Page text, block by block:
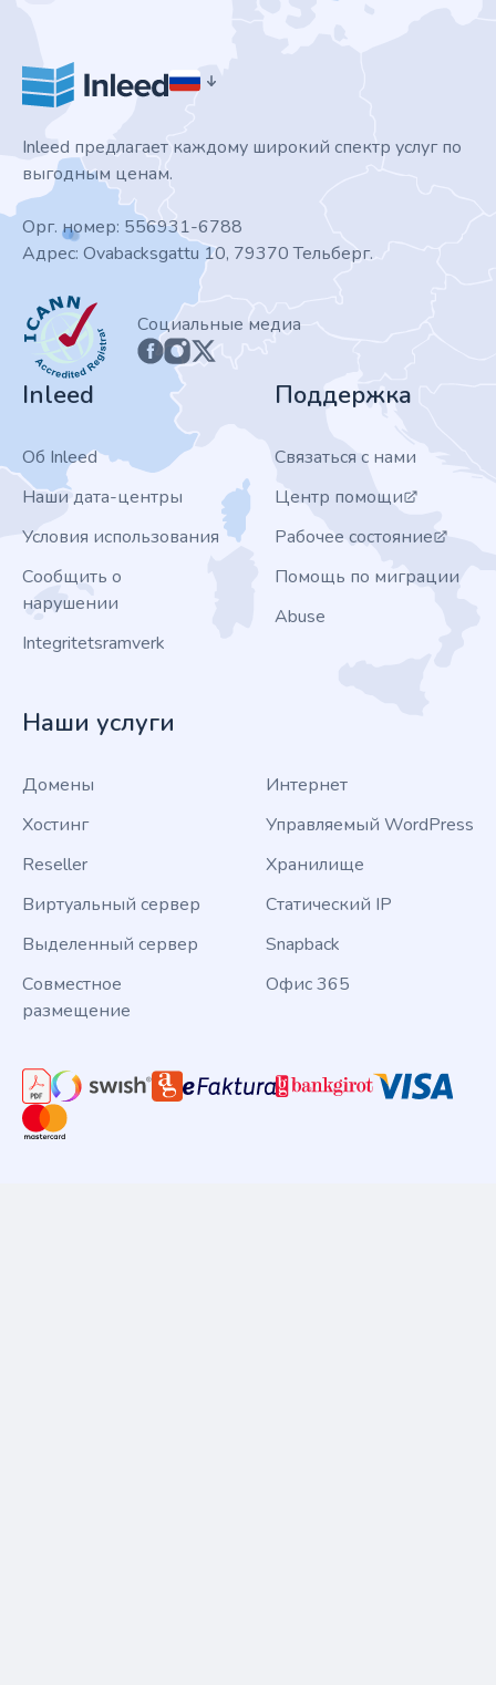
Inleed предлагает каждому широкий спектр услуг по
выгодным ценам.
Орг. номер: 556931-6788
Адрес: Ovabacksgattu 10, 79370 Тельберг.
ICANN
Социальные медиа
Inleed
Об Inleed
Наши дата-центры
Условия использования
Сообщить о
нарушении
Integritetsramverk
Поддержка
Связаться с нами
Центр помощи
Рабочее состояние
Помощь по миграции
Abuse
Наши услуги
Домены
Хостинг
Reseller
Виртуальный сервер
Выделенный сервер
Совместное
размещение
Интернет
Управляемый WordPress
Хранилище
Статический IP
Snapback
Офис 365